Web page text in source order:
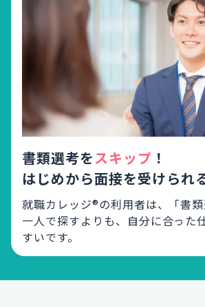
書類選考をスキップ ！
はじめから面接を受けられ
就職カレッジ®の利用者は、「書類
一人で探すよりも、自分に合った
すいです。